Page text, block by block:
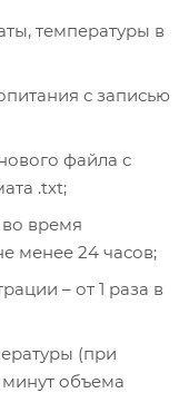
температуры в
с записью
файла с
.txt;
время
менее 24 часов;
– от 1 раза в
(при
минут объема